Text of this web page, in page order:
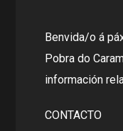
Benvida/o á
Pobra do
información
CONTACTO